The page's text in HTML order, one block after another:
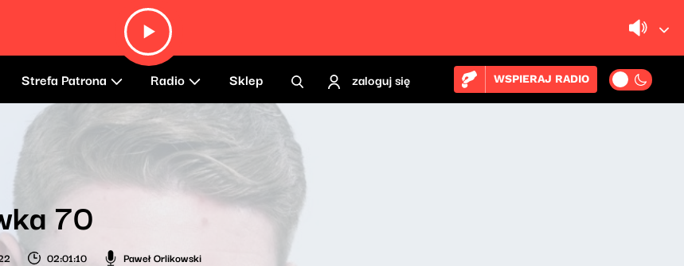
Strefa Patrona Radio Sklep zaloguj się WSPIERAJ RADIO
70
02:01:10 Paweł Orlikowski